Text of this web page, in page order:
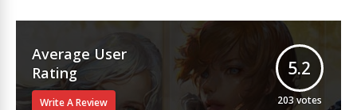
Average User
Rating
Write A Review
5.2
203votes